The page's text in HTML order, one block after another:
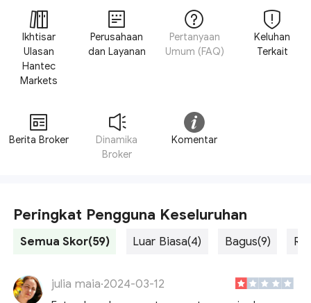
Ikhtisar
Ulasan
Hantec
Markets
Perusahaan
dan Layanan
Pertanyaan
Umum (FAQ)
Keluhan
Terkait
Berita Broker
Dinamika
Broker
Komentar
Peringkat Pengguna Keseluruhan
Semua Skor(59) Luar Biasa(4) Bagus(9)
julia maia·2024-03-12